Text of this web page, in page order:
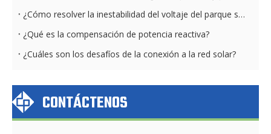
¿Cómo resolver la inestabilidad del voltaje del parque solar?
¿Qué es la compensación de potencia reactiva?
¿Cuáles son los desafíos de la conexión a la red solar?
CONTÁCTENOS